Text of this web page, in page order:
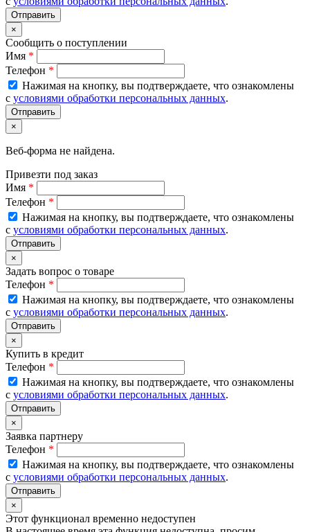
×
Сообщить о поступлении
Имя *
Телефон *
Нажимая на кнопку, вы подтверждаете, что ознакомлены
с условиями обработки персональных данных.
×
Веб-форма не найдена.
Привезти под заказ
Имя *
Телефон *
Нажимая на кнопку, вы подтверждаете, что ознакомлены
с условиями обработки персональных данных.
×
Задать вопрос о товаре
Телефон *
Нажимая на кнопку, вы подтверждаете, что ознакомлены
с условиями обработки персональных данных.
×
Купить в кредит
Телефон *
Нажимая на кнопку, вы подтверждаете, что ознакомлены
с условиями обработки персональных данных.
×
Заявка партнеру
Телефон *
Нажимая на кнопку, вы подтверждаете, что ознакомлены
с условиями обработки персональных данных.
×
Этот функционал временно недоступен